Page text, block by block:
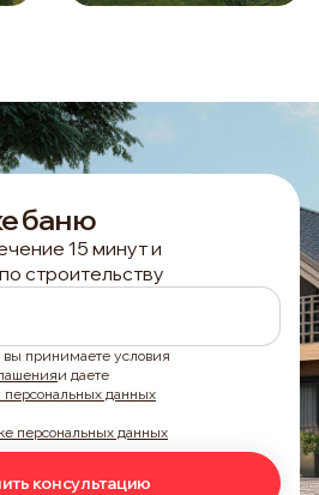
баню
15 минут и
строительству
принимаете условия
и даете
персональных данных
персональных данных
консультацию